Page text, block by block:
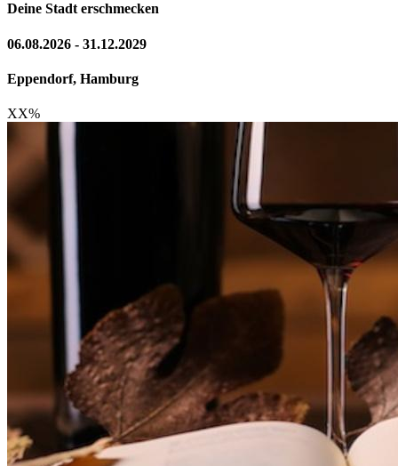
Deine Stadt erschmecken
06.08.2026 - 31.12.2029
Eppendorf, Hamburg
XX%